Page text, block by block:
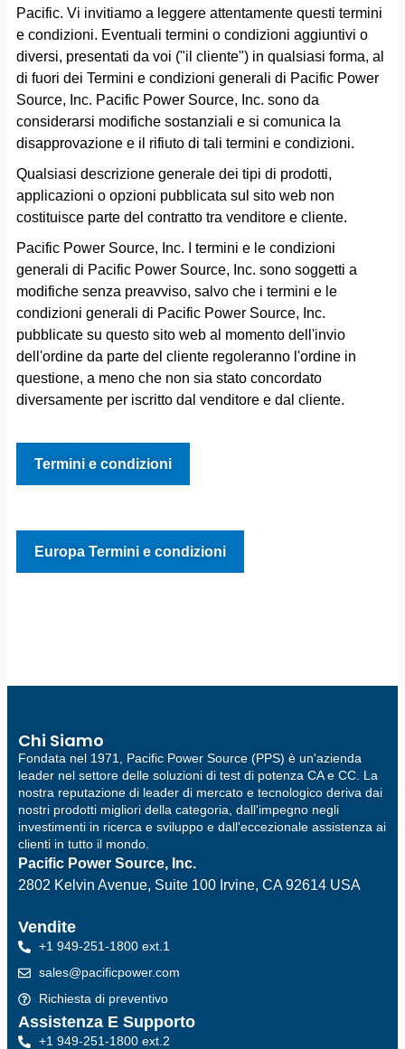
Pacific. Vi invitiamo a leggere attentamente questi termini
e condizioni. Eventuali termini o condizioni aggiuntivi o
diversi, presentati da voi ("il cliente") in qualsiasi forma, al
di fuori dei Termini e condizioni generali di Pacific Power
Source, Inc. Pacific Power Source, Inc. sono da
considerarsi modifiche sostanziali e si comunica la
disapprovazione e il rifiuto di tali termini e condizioni.
Qualsiasi descrizione generale dei tipi di prodotti,
applicazioni o opzioni pubblicata sul sito web non
costituisce parte del contratto tra venditore e cliente.
Pacific Power Source, Inc. I termini e le condizioni
generali di Pacific Power Source, Inc. sono soggetti a
modifiche senza preavviso, salvo che i termini e le
condizioni generali di Pacific Power Source, Inc.
pubblicate su questo sito web al momento dell'invio
dell'ordine da parte del cliente regoleranno l'ordine in
questione, a meno che non sia stato concordato
diversamente per iscritto dal venditore e dal cliente.
Termini e condizioni
Europa Termini e condizioni
Chi Siamo
Fondata nel 1971, Pacific Power Source (PPS) è un'azienda
leader nel settore delle soluzioni di test di potenza CA e CC. La
nostra reputazione di leader di mercato e tecnologico deriva dai
nostri prodotti migliori della categoria, dall'impegno negli
investimenti in ricerca e sviluppo e dall'eccezionale assistenza ai
clienti in tutto il mondo.
Pacific Power Source, Inc.
2802 Kelvin Avenue, Suite 100 Irvine, CA 92614 USA
Vendite
+1 949-251-1800 ext.1
sales@pacificpower.com
Richiesta di preventivo
Assistenza E Supporto
+1 949-251-1800 ext.2